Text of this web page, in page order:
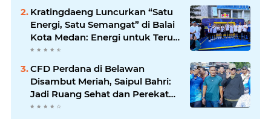
Kratingdaeng Luncurkan “Satu
Energi, Satu Semangat” di Balai
Kota Medan: Energi untuk Terus
Bergerak Maju
CFD Perdana di Belawan
Disambut Meriah, Saipul Bahri:
Jadi Ruang Sehat dan Perekat
Kebersamaan Warga Medan